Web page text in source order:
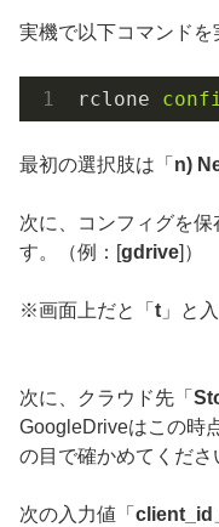
実機で以下コマンドを
rclone
最初の選択肢は「 n)
次に、コンフィグを
す。（例：[gdrive]）
※画面上だと「 t 」と
次に、クラウド先「
GoogleDriveはこの時
の目で確かめてくださ
次の入力値「 client_id